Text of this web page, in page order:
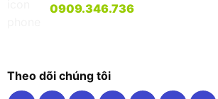
0909.346.736
Theo dõi chúng tôi